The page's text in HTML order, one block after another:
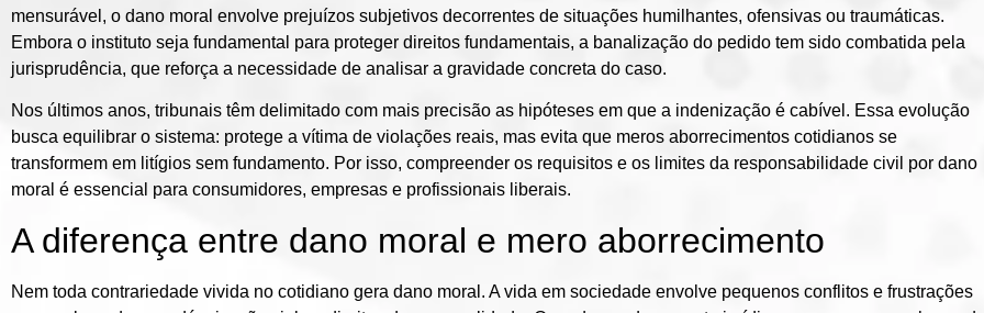
mensurável, o dano moral envolve prejuízos subjetivos decorrentes de situações humilhantes, ofensivas ou traumáticas.
Embora o instituto seja fundamental para proteger direitos fundamentais, a banalização do pedido tem sido combatida pela
jurisprudência, que reforça a necessidade de analisar a gravidade concreta do caso.
Nos últimos anos, tribunais têm delimitado com mais precisão as hipóteses em que a indenização é cabível. Essa evolução
busca equilibrar o sistema: protege a vítima de violações reais, mas evita que meros aborrecimentos cotidianos se
transformem em litígios sem fundamento. Por isso, compreender os requisitos e os limites da responsabilidade civil por dano
moral é essencial para consumidores, empresas e profissionais liberais.
A diferença entre dano moral e mero aborrecimento
Nem toda contrariedade vivida no cotidiano gera dano moral. A vida em sociedade envolve pequenos conflitos e frustrações